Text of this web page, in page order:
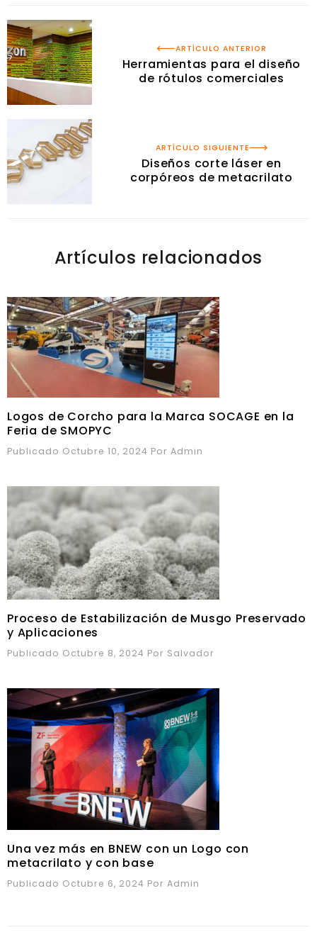
ARTÍCULO ANTERIOR
Herramientas para el diseño
de rótulos comerciales
ARTÍCULO SIGUIENTE
Diseños corte láser en
corpóreos de metacrilato
Artículos relacionados
Logos de Corcho para la Marca SOCAGE en la
Feria de SMOPYC
Publicado Octubre 10, 2024 Por Admin
Proceso de Estabilización de Musgo Preservado
y Aplicaciones
Publicado Octubre 8, 2024 Por Salvador
Una vez más en BNEW con un Logo con
metacrilato y con base
Publicado Octubre 6, 2024 Por Admin